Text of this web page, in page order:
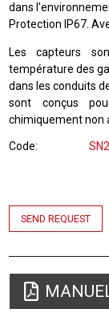
dans
Protection IP67.
Les capteurs
température des
dans les conduits
sont conçus
chimiquement non
Code
SEND REQUEST